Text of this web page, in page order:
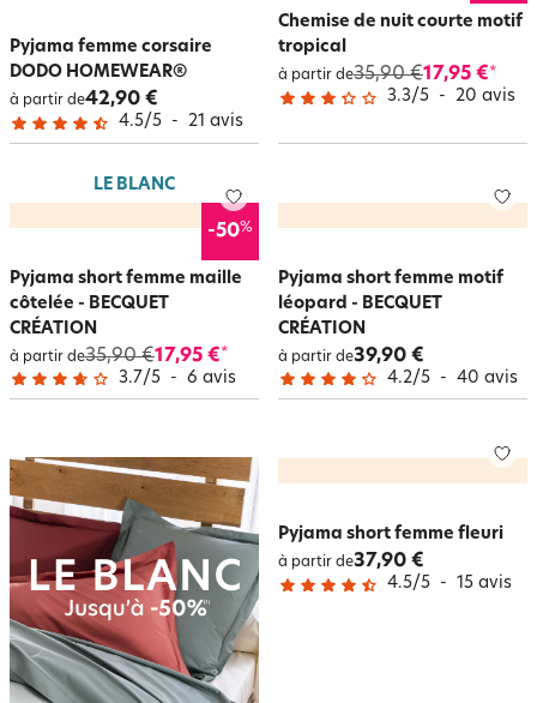
Pyjama femme corsaire
DODO HOMEWEAR®
à partir de42,90 €
4.5/5 - 21 avis
Chemise de nuit courte motif
tropical
à partir de35,90 €17,95 €*
3.3/5 - 20 avis
LE BLANC
-50%
Pyjama short femme maille
côtelée - BECQUET
CRÉATION
à partir de35,90 €17,95 €*
3.7/5 - 6 avis
Pyjama short femme motif
léopard - BECQUET
CRÉATION
à partir de39,90 €
4.2/5 - 40 avis
Pyjama short femme fleuri
à partir de37,90 €
4.5/5 - 15 avis